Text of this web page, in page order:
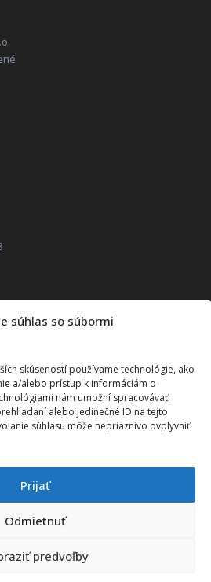
súhlas so súbormi
skúseností používame technológie, ako
a/alebo prístup k informáciám o
nám umožní spracovávať
alebo jedinečné ID na tejto
súhlasu môže nepriaznivo ovplyvniť
Prijať
Odmietnuť
predvoľby
+421 52 285 14 01
program
Čerpanie grantu